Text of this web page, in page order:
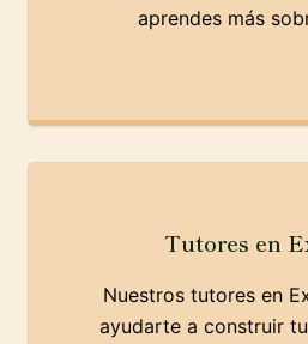
aprendes más
Tutores en
Nuestros tutores en
ayudarte a construir